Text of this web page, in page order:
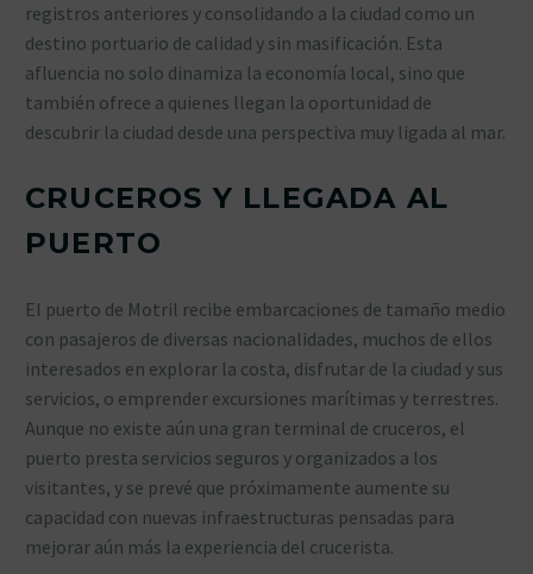
registros anteriores y consolidando a la ciudad como un
destino portuario de calidad y sin masificación. Esta
afluencia no solo dinamiza la economía local, sino que
también ofrece a quienes llegan la oportunidad de
descubrir la ciudad desde una perspectiva muy ligada al mar.
CRUCEROS Y LLEGADA AL
PUERTO
El puerto de Motril recibe embarcaciones de tamaño medio
con pasajeros de diversas nacionalidades, muchos de ellos
interesados en explorar la costa, disfrutar de la ciudad y sus
servicios, o emprender excursiones marítimas y terrestres.
Aunque no existe aún una gran terminal de cruceros, el
puerto presta servicios seguros y organizados a los
visitantes, y se prevé que próximamente aumente su
capacidad con nuevas infraestructuras pensadas para
mejorar aún más la experiencia del crucerista.